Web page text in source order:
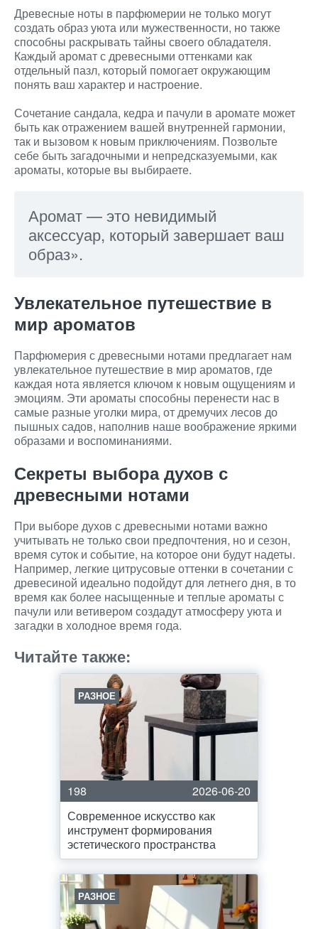
Древесные ноты в парфюмерии не только могут
создать образ уюта или мужественности, но также
способны раскрывать тайны своего обладателя.
Каждый аромат с древесными оттенками как
отдельный пазл, который помогает окружающим
понять ваш характер и настроение.
Сочетание сандала, кедра и пачули в аромате может
быть как отражением вашей внутренней гармонии,
так и вызовом к новым приключениям. Позвольте
себе быть загадочными и непредсказуемыми, как
ароматы, которые вы выбираете.
Аромат — это невидимый
аксессуар, который завершает ваш
образ».
Увлекательное путешествие в
мир ароматов
Парфюмерия с древесными нотами предлагает нам
увлекательное путешествие в мир ароматов, где
каждая нота является ключом к новым ощущениям и
эмоциям. Эти ароматы способны перенести нас в
самые разные уголки мира, от дремучих лесов до
пышных садов, наполнив наше воображение яркими
образами и воспоминаниями.
Секреты выбора духов с
древесными нотами
При выборе духов с древесными нотами важно
учитывать не только свои предпочтения, но и сезон,
время суток и событие, на которое они будут надеты.
Например, легкие цитрусовые оттенки в сочетании с
древесиной идеально подойдут для летнего дня, в то
время как более насыщенные и теплые ароматы с
пачули или ветивером создадут атмосферу уюта и
загадки в холодное время года.
Читайте также:
РАЗНОЕ
198
2026-06-20
Современное искусство как
инструмент формирования
эстетического пространства
РАЗНОЕ